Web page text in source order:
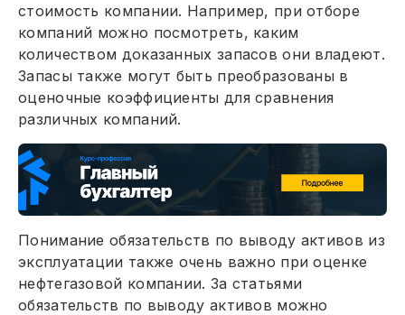
стоимость компании. Например, при отборе
компаний можно посмотреть, каким
количеством доказанных запасов они владеют.
Запасы также могут быть преобразованы в
оценочные коэффициенты для сравнения
различных компаний.
Понимание обязательств по выводу активов из
эксплуатации также очень важно при оценке
нефтегазовой компании. За статьями
обязательств по выводу активов можно